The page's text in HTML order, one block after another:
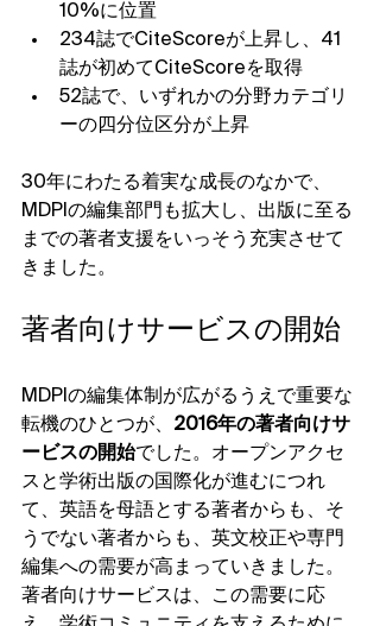
10%に位置
234誌でCiteScoreが上昇し、41
誌が初めてCiteScoreを取得
52誌で、いずれかの分野カテゴリ
ーの四分位区分が上昇
30年にわたる着実な成長のなかで、
MDPIの編集部門も拡大し、出版に至る
までの著者支援をいっそう充実させて
きました。
著者向けサービスの開始
MDPIの編集体制が広がるうえで重要な
転機のひとつが、 2016年の著者向けサ
ービスの開始でした。オープンアクセ
スと学術出版の国際化が進むにつれ
て、英語を母語とする著者からも、そ
うでない著者からも、英文校正や専門
編集への需要が高まっていきました。
著者向けサービスは、この需要に応